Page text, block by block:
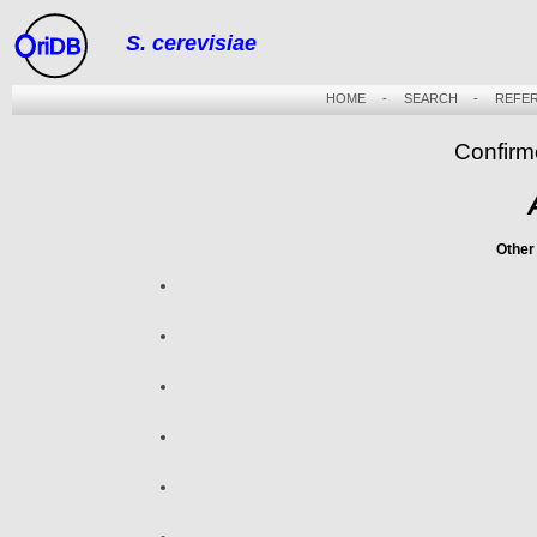
riDB S. cerevisiae
HOME- SEARCH -